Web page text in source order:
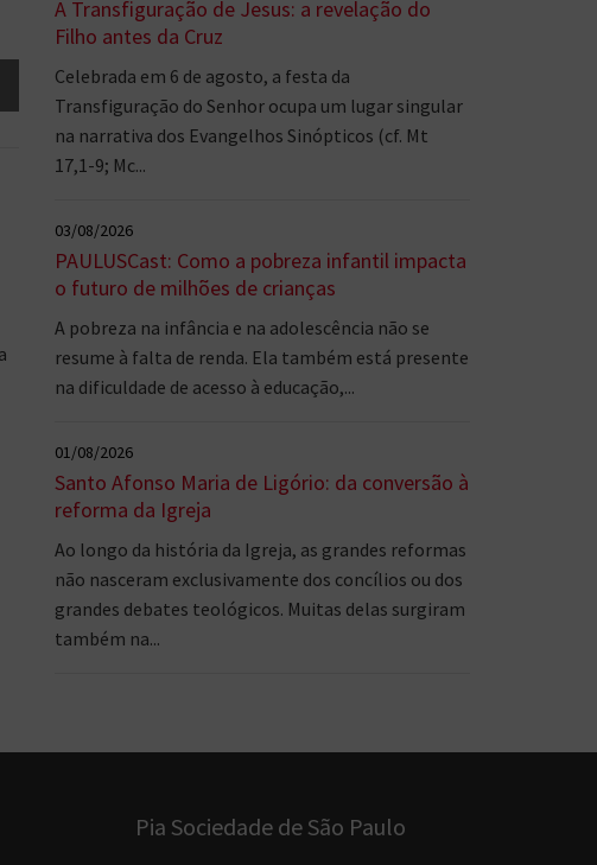
A Transfiguração de Jesus: a revelação do
Filho antes da Cruz
Celebrada em 6 de agosto, a festa da
Transfiguração do Senhor ocupa um lugar singular
na narrativa dos Evangelhos Sinópticos (cf. Mt
17,1-9; Mc...
03/08/2026
PAULUSCast: Como a pobreza infantil impacta
o futuro de milhões de crianças
A pobreza na infância e na adolescência não se
resume à falta de renda. Ela também está presente
na dificuldade de acesso à educação,...
01/08/2026
Santo Afonso Maria de Ligório: da conversão à
reforma da Igreja
Ao longo da história da Igreja, as grandes reformas
não nasceram exclusivamente dos concílios ou dos
grandes debates teológicos. Muitas delas surgiram
também na...
Pia Sociedade de São Paulo